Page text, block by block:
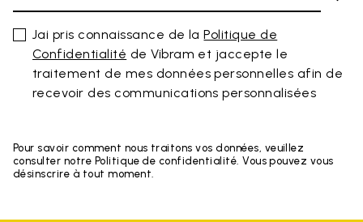
Jai pris connaissance de laPolitique de
Confidentialité de Vibram et jaccepte le
traitement de mes données personnelles afin de
recevoir des communications personnalisées
Pour savoir comment nous traitons vos données, veuillez
consulter notre Politique de confidentialité. Vous pouvez vous
désinscrire à tout moment.